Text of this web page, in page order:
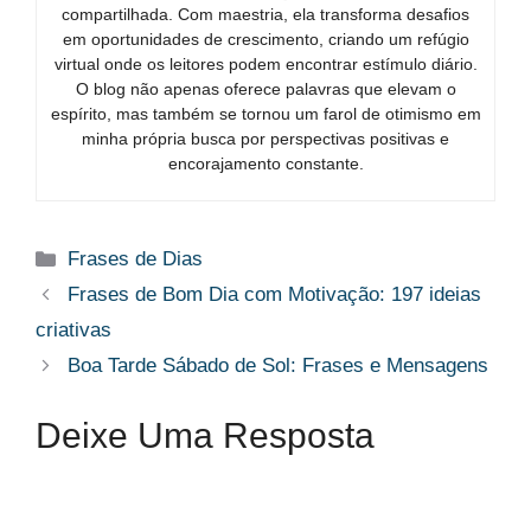
compartilhada. Com maestria, ela transforma desafios
em oportunidades de crescimento, criando um refúgio
virtual onde os leitores podem encontrar estímulo diário.
O blog não apenas oferece palavras que elevam o
espírito, mas também se tornou um farol de otimismo em
minha própria busca por perspectivas positivas e
encorajamento constante.
Categorias
Frases de Dias
Frases de Bom Dia com Motivação: 197 ideias
criativas
Boa Tarde Sábado de Sol: Frases e Mensagens
Deixe Uma Resposta